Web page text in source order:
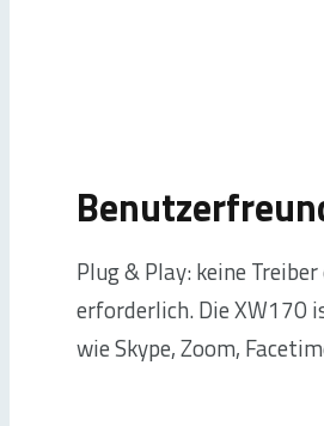
Plug & Play: keine
erforderlich. Die XW170
wie Skype, Zoom,